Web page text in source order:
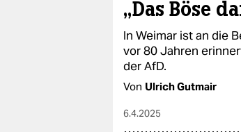
genossenschaft
epaper login
„Das Böse
In Weimar ist an die
vor 80 Jahren
der AfD.
Von Ulrich Gutmair
6.4.2025